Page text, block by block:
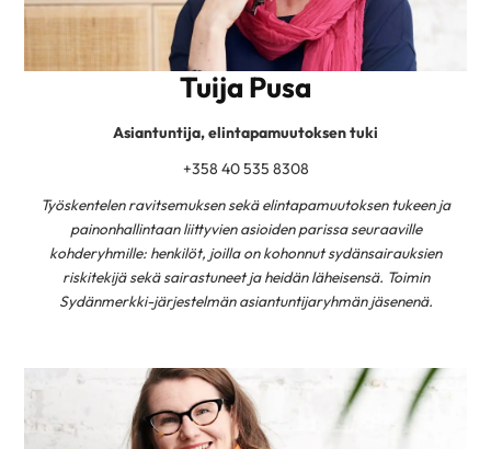
Tuija Pusa
Asiantuntija, elintapamuutoksen tuki
+358 40 535 8308
Työskentelen ravitsemuksen sekä elintapamuutoksen tukeen ja
painonhallintaan liittyvien asioiden parissa seuraaville
kohderyhmille: henkilöt, joilla on kohonnut sydänsairauksien
riskitekijä sekä sairastuneet ja heidän läheisensä. Toimin
Sydänmerkki-järjestelmän asiantuntijaryhmän jäsenenä.